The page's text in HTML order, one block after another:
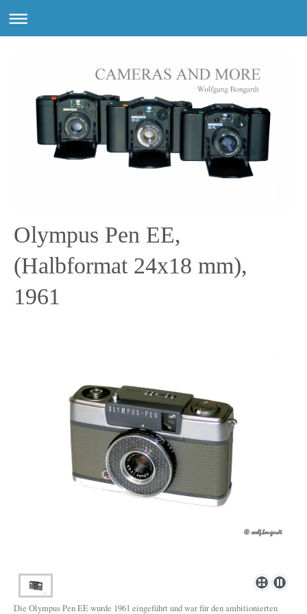
Olympus Pen EE,
(Halbformat 24x18 mm),
1961
Die Olympus Pen EE wurde 1961 eingeführt und war für den ambitionierten